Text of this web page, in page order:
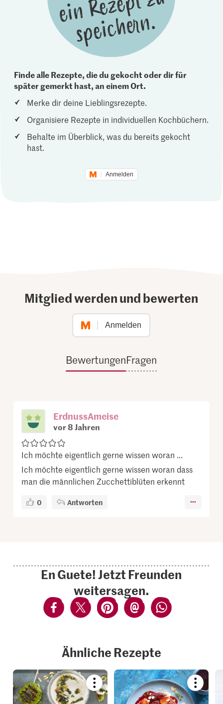
Finde alle Rezepte, die du gekocht oder dir für
später gemerkt hast, an einem Ort.
Merke dir deine Lieblingsrezepte.
Organisiere Rezepte in individuellen Kochbüchern.
Behalte im Überblick, was du bereits gekocht
hast.
Anmelden
Mitglied werden und bewerten
Anmelden
BewertungenFragen
ErdnussAmeise
vor 8 Jahren
Ich möchte eigentlich gerne wissen woran ...
Ich möchte eigentlich gerne wissen woran dass
man die männlichen Zucchettiblüten erkennt
0 Antworten
En Guete! Jetzt Freunden
weitersagen.
Ähnliche Rezepte
Bookmark
recipe
or
recipe
or